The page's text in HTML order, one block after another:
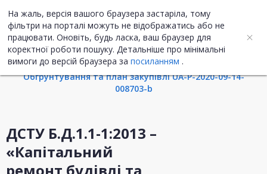
На жаль, версія вашого браузера застаріла, тому
фільтри на порталі можуть не відображатись або не
працювати. Оновіть, будь ласка, ваш браузер для
коректної роботи пошуку. Детальніше про мінімальні
вимоги до версій браузера за посиланням .
UA ENG
Інформація про закупівлю
Обгрунтування та план закупівлі UA-P-2020-09-14-
008703-b
ДСТУ Б.Д.1.1-1:2013 –
«Капітальний